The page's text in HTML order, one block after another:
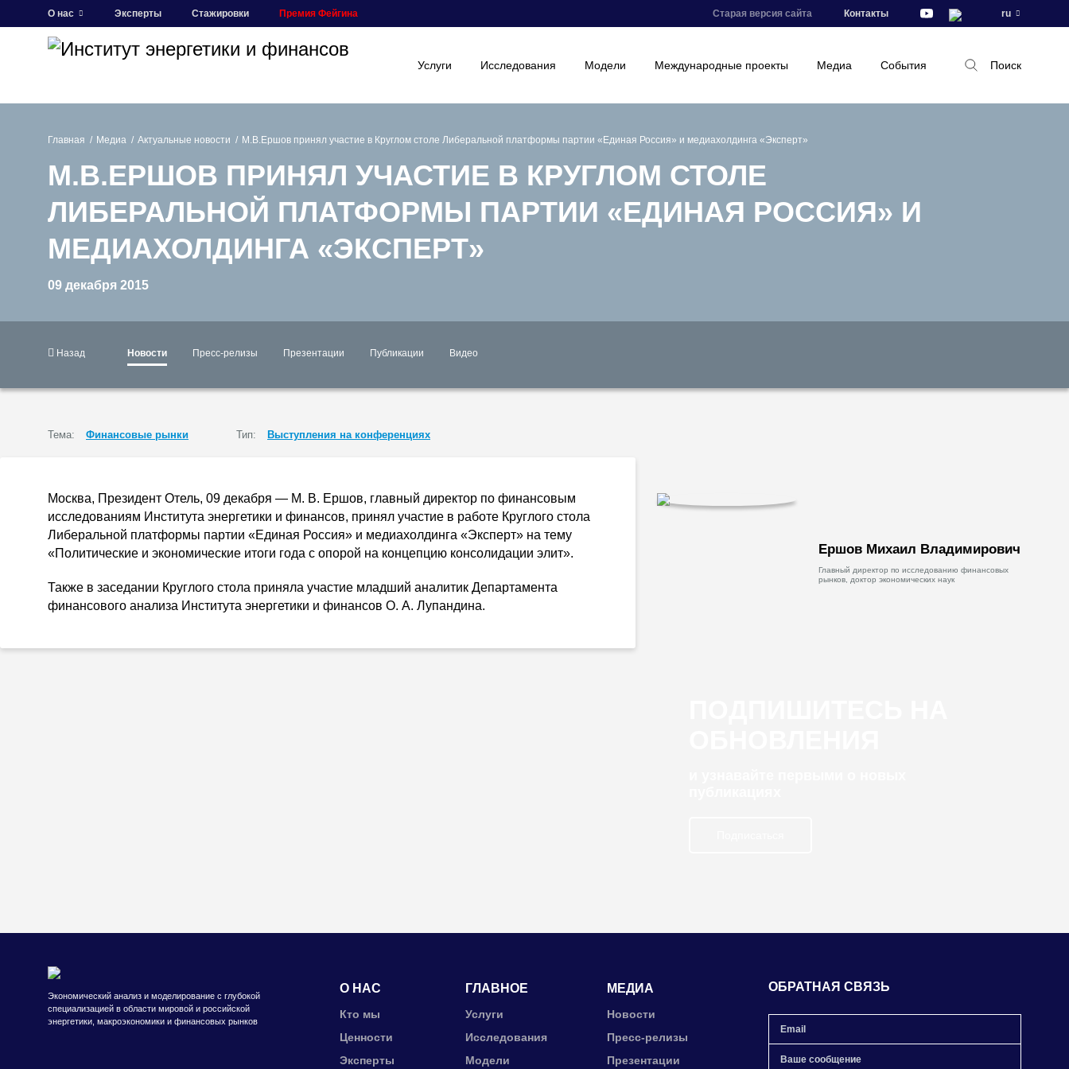
О нас Эксперты Стажировки Премия Фейгина Старая версия сайта Контакты ru
Услуги Исследования Модели Международные проекты Медиа События Поиск
Главная Медиа Актуальные новости М.В.Ершов принял участие в Круглом столе Либеральной платформы партии «Единая Россия» и медиахолдинга «Эксперт»
М.В.ЕРШОВ ПРИНЯЛ УЧАСТИЕ В КРУГЛОМ СТОЛЕ
ЛИБЕРАЛЬНОЙ ПЛАТФОРМЫ ПАРТИИ «ЕДИНАЯ РОССИЯ» И
МЕДИАХОЛДИНГА «ЭКСПЕРТ»
09 декабря 2015
Назад Новости Пресс-релизы Презентации Публикации Видео
Тема: Финансовые рынки Тип: Выступления на конференциях
Москва, Президент Отель, 09 декабря — М. В. Ершов, главный директор по финансовым
исследованиям Института энергетики и финансов, принял участие в работе Круглого стола
Либеральной платформы партии «Единая Россия» и медиахолдинга «Эксперт» на тему
«Политические и экономические итоги года с опорой на концепцию консолидации элит».
Также в заседании Круглого стола приняла участие младший аналитик Департамента
финансового анализа Института энергетики и финансов О. А. Лупандина.
Ершов Михаил Владимирович
Главный директор по исследованию финансовых
рынков, доктор экономических наук
Экономический анализ и моделирование с глубокой
специализацией в области мировой и российской
энергетики, макроэкономики и финансовых рынков
О НАС
Кто мы
Ценности
Эксперты
ГЛАВНОЕ
Услуги
Исследования
Модели
МЕДИА
Новости
Пресс-релизы
Презентации
ОБРАТНАЯ СВЯЗЬ